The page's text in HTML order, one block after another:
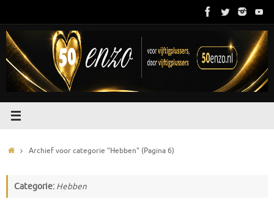
de
inhoud
HomeArchief voor categorie "Hebben" (Pagina 6)
Categorie: Hebben